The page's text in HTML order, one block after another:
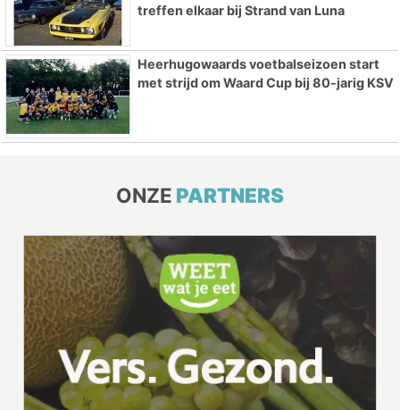
treffen elkaar bij Strand van Luna
Heerhugowaards voetbalseizoen start
met strijd om Waard Cup bij 80-jarig KSV
ONZE PARTNERS